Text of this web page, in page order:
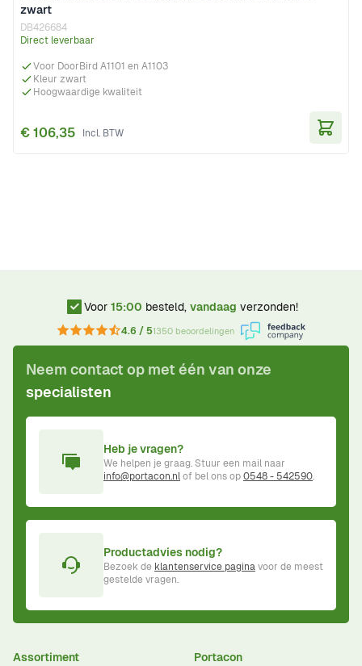
zwart
DB426684
Direct leverbaar
Voor DoorBird A1101 en A1103
Kleur zwart
Hoogwaardige kwaliteit
€ 106,35
Voor 15:00 besteld, vandaag verzonden!
4.6 / 51350 beoordelingen
Neem contact op met één van onze
specialisten
Heb je vragen?
We helpen je graag. Stuur een mail naar
info@portacon.nlof bel ons op0548 - 542590.
Productadvies nodig?
Bezoek de klantenservice paginavoor de meest
gestelde vragen.
Assortiment
Portacon